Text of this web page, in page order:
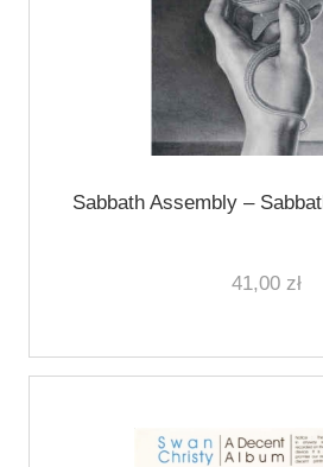
Sabbath Assembly ‎–
41,00 zł